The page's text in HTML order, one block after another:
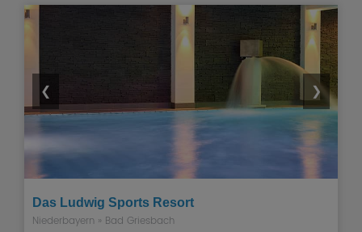
❮ ❯
Das Ludwig Sports Resort
Niederbayern » Bad Griesbach